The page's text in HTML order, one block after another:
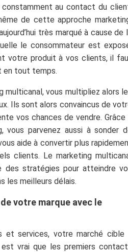
au contact du
de cette approche
très marqué à cause de
le consommateur est
votre produit à vos clients, il
en tout temps.
multicanal, vous multipliez alors
Ils sont alors convaincus de
vos chances de vendre. Grâce
vous parvenez aussi à sonder
aide à convertir plus
clients. Le marketing
des stratégies pour atteindre
les meilleurs délais.
votre marque avec le
et services, votre marché cible
vrai que les premiers